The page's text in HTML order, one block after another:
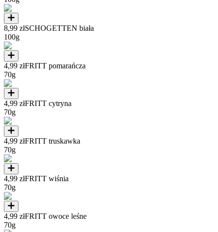
8,99 złSCHOGETTEN biała
100g
4,99 złFRITT pomarańcza
70g
4,99 złFRITT cytryna
70g
4,99 złFRITT truskawka
70g
4,99 złFRITT wiśnia
70g
4,99 złFRITT owoce leśne
70g